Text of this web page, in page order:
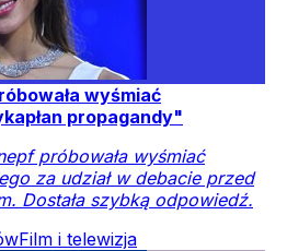
wyśmiać
propagandy"
próbowała wyśmiać
za udział w debacie przed
Dostała szybką odpowiedź.
Film i telewizja